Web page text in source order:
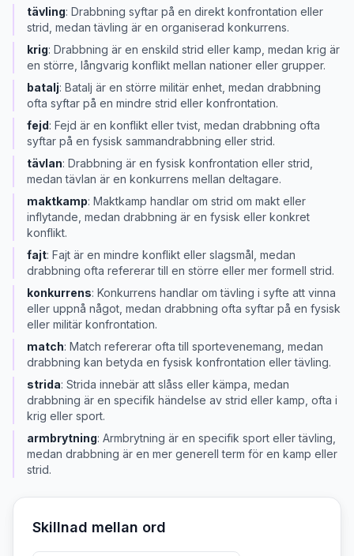
tävling: Drabbning syftar på en direkt konfrontation eller
strid, medan tävling är en organiserad konkurrens.
krig: Drabbning är en enskild strid eller kamp, medan krig är
en större, långvarig konflikt mellan nationer eller grupper.
batalj: Batalj är en större militär enhet, medan drabbning
ofta syftar på en mindre strid eller konfrontation.
fejd: Fejd är en konflikt eller tvist, medan drabbning ofta
syftar på en fysisk sammandrabbning eller strid.
tävlan: Drabbning är en fysisk konfrontation eller strid,
medan tävlan är en konkurrens mellan deltagare.
maktkamp: Maktkamp handlar om strid om makt eller
inflytande, medan drabbning är en fysisk eller konkret
konflikt.
fajt: Fajt är en mindre konflikt eller slagsmål, medan
drabbning ofta refererar till en större eller mer formell strid.
konkurrens: Konkurrens handlar om tävling i syfte att vinna
eller uppnå något, medan drabbning ofta syftar på en fysisk
eller militär konfrontation.
match: Match refererar ofta till sportevenemang, medan
drabbning kan betyda en fysisk konfrontation eller tävling.
strida: Strida innebär att slåss eller kämpa, medan
drabbning är en specifik händelse av strid eller kamp, ofta i
krig eller sport.
armbrytning: Armbrytning är en specifik sport eller tävling,
medan drabbning är en mer generell term för en kamp eller
strid.
Skillnad mellan ord